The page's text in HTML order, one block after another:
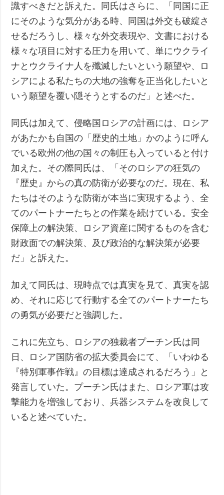
識すべきだと訴えた。同氏はさらに、「同国に正
にそのような気分がある時、同国は外交も破綻さ
せるだろうし、様々な外交表現や、文書における
様々な項目に対する圧力を用いて、単にウクライ
ナとウクライナ人を殲滅したいという願望や、ロ
シアによる私たちの大地の強奪を正当化したいと
いう願望を覆い隠そうとするのだ」と述べた。
同氏は加えて、侵略国ロシアの計画には、ロシア
があたかも自国の「歴史的土地」かのように呼ん
でいる欧州の他の国々の制圧も入っていると付け
加えた。その際同氏は、「そのロシアの狂気の
『歴史』からの真の防衛が必要なのだ。現在、私
たちはそのような防衛が本当に実現するよう、全
てのパートナーたちとの作業を続けている。安全
保障上の解決策、ロシア資産に関するものを含む
財政面での解決策、及び政治的な解決策が必要
だ」と訴えた。
加えて同氏は、現時点では真実を見て、真実を認
め、それに応じて行動する全てのパートナーたち
の勇気が必要だと強調した。
これに先立ち、ロシアの独裁者プーチン氏は同
日、ロシア国防省の拡大委員会にて、「いわゆる
『特別軍事作戦』の目標は達成されるだろう」と
発言していた。プーチン氏はまた、ロシア軍は攻
撃能力を増強しており、兵器システムを改良して
いると述べていた。